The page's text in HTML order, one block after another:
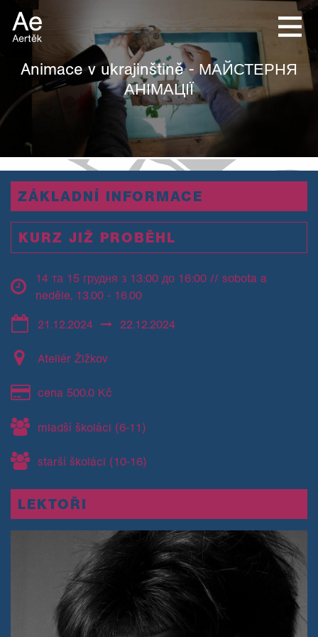
Animace v ukrajinštině - МАЙСТЕРНЯ
АНІМАЦІЇ
ZÁKLADNÍ INFORMACE
KURZ JIŽ PROBĚHL
14 та 15 грудня з 13:00 до 16:00 // sobota a
neděle, 13.00 - 16.00
21.12.2024 22.12.2024
Ateliér Žižkov
cena 500.0 Kč
mladší školáci (6-11)
starší školáci (10-16)
LEKTOŘI